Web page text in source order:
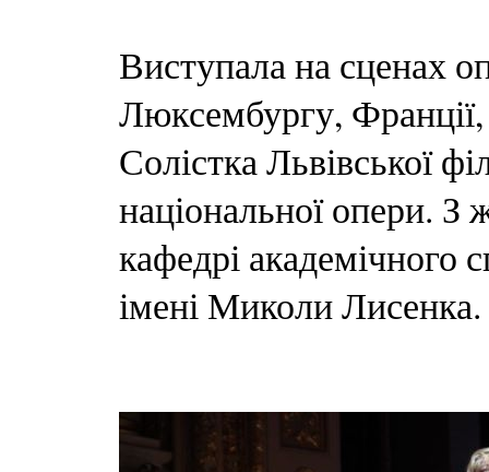
Виступала на сценах
Люксембургу,
Солістка Львівської
національної опери. З
кафедрі академічного
імені Миколи Лисенка.